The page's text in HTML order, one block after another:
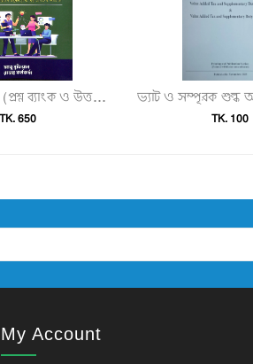
পরীক্ষা সহায়িকা (প্রশ্ন ব্যাংক ও উত্তরমালা)"
TK. 650 TK. 100
My Account